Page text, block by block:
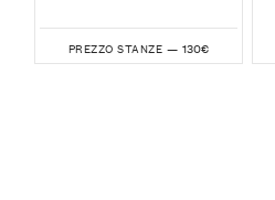
PREZZO STANZE — 130€